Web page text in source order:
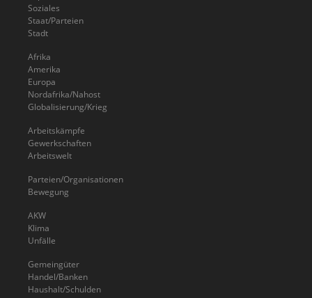
Soziales
Staat/Parteien
Stadt
Afrika
Amerika
Europa
Nordafrika/Nahost
Globalisierung/Krieg
Arbeitskämpfe
Gewerkschaften
Arbeitswelt
Parteien/Organisationen
Bewegung
AKW
Klima
Unfälle
Gemeingüter
Handel/Banken
Haushalt/Schulden